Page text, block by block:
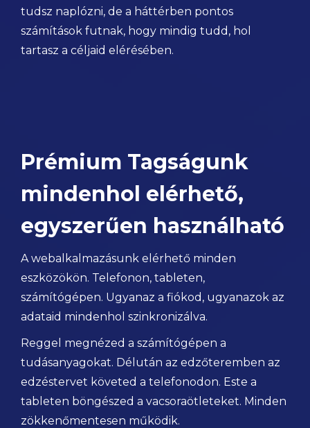
tudsz naplózni, de a háttérben pontos
számítások futnak, hogy mindig tudd, hol
tartasz a céljaid elérésében.
Prémium Tagságunk
mindenhol elérhető,
egyszerűen használható
A webalkalmazásunk elérhető minden
eszközökön. Telefonon, tableten,
számítógépen. Ugyanaz a fiókod, ugyanazok az
adataid mindenhol szinkronizálva.
Reggel megnézed a számítógépen a
tudásanyagokat. Délután az edzőteremben az
edzéstervet követed a telefonodon. Este a
tableten böngészed a vacsoraötleteket. Minden
zökkenőmentesen működik.